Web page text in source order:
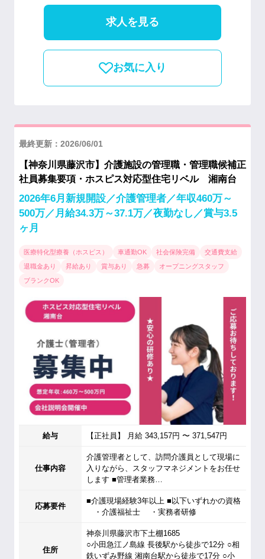
求人を見る
お気に入り
最終更新：2026/06/01
【神奈川県藤沢市】介護施設の管理職・管理職候補正
社員募集要項・ホスピス対応型住宅リベル 湘南台
2026年6月新規開設／介護管理者／年収460万～
500万／月給34.3万～37.1万／夜勤なし／賞与3.5
ヶ月
医療特化型療養（ホスピス） 車通勤OK 社会保険完備
交通費支給
退職金あり
昇給あり 賞与あり 急募
オープニングスタッフ
ブランクOK
給与 【正社員】 月給 343,157円 〜 371,547円
仕事内容
介護管理者として、訪問介護員として現場に
入りながら、スタッフマネジメントをお任せ
します ■管理者業務…
応募要件
■介護現場経験3年以上 ■以下いずれかの資格
・介護福祉士 ・実務者研修
住所
神奈川県藤沢市下土棚1685
○小田急江ノ島線 長後駅から徒歩で12分 ○相
鉄いずみ野線 湘南台駅から徒歩で17分 ○小